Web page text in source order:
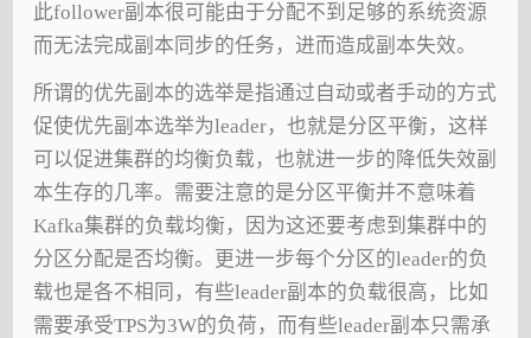
此follower副本很可能由于分配不到足够的系统资源
而无法完成副本同步的任务，进而造成副本失效。
所谓的优先副本的选举是指通过自动或者手动的方式
促使优先副本选举为leader，也就是分区平衡，这样
可以促进集群的均衡负载，也就进一步的降低失效副
本生存的几率。需要注意的是分区平衡并不意味着
Kafka集群的负载均衡，因为这还要考虑到集群中的
分区分配是否均衡。更进一步每个分区的leader的负
载也是各不相同，有些leader副本的负载很高，比如
需要承受TPS为3W的负荷，而有些leader副本只需承